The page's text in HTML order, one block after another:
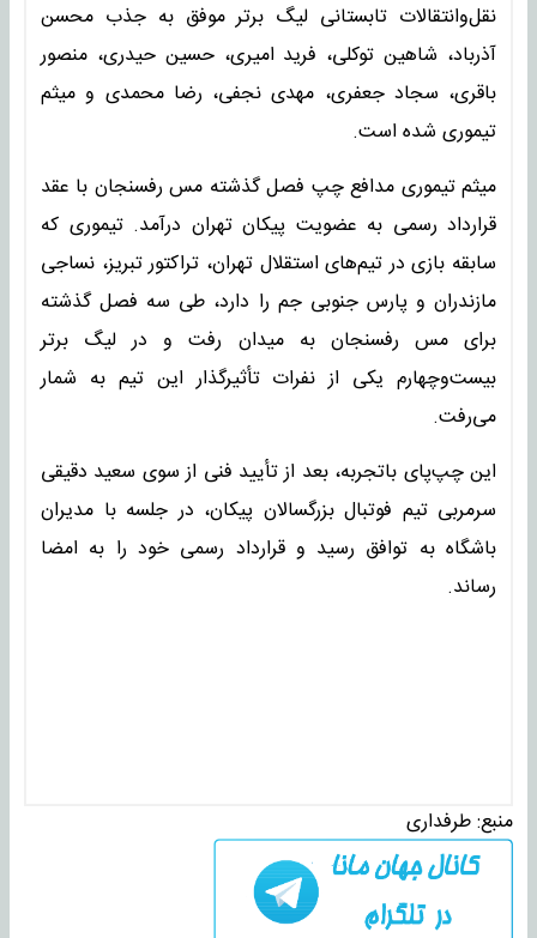
نقل‌وانتقالات تابستانی لیگ برتر موفق به جذب محسن
آذرباد، شاهین توکلی، فرید امیری، حسین حیدری، منصور
باقری، سجاد جعفری، مهدی نجفی، رضا محمدی و میثم
تیموری شده است.
میثم تیموری مدافع چپ فصل گذشته مس رفسنجان با عقد
قرارداد رسمی به عضویت پیکان تهران درآمد. تیموری که
سابقه بازی در تیم‌های استقلال تهران، تراکتور تبریز، نساجی
مازندران و پارس جنوبی جم را دارد، طی سه فصل گذشته
برای مس رفسنجان به میدان رفت و در لیگ برتر
بیست‌وچهارم یکی از نفرات تأثیرگذار این تیم به شمار
می‌رفت.
این چپ‌پای باتجربه، بعد از تأیید فنی از سوی سعید دقیقی
سرمربی تیم فوتبال بزرگسالان پیکان، در جلسه با مدیران
باشگاه به توافق رسید و قرارداد رسمی خود را به امضا
رساند.
منبع:طرفداری